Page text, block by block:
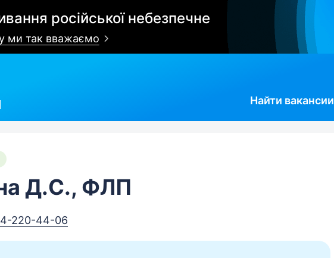
російської небезпечне
ми так вважаємо
Найти вакансии
Д.С., ФЛП
220-44-06